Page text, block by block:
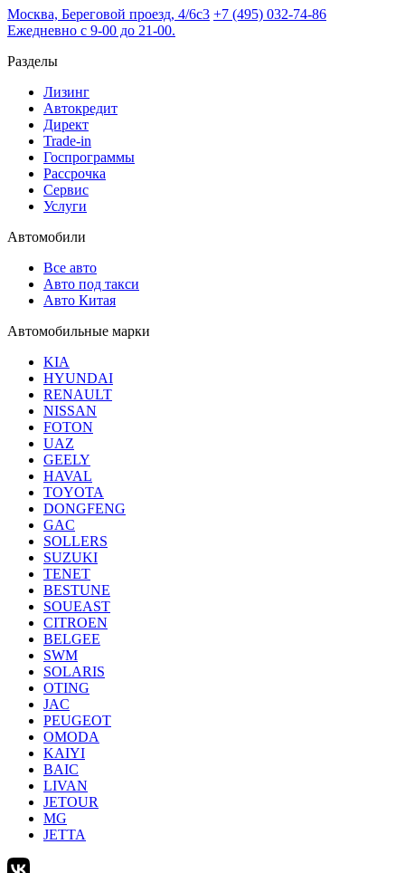
Москва, Береговой проезд, 4/6с3 +7 (495) 032-74-86
Ежедневно с 9-00 до 21-00.
Разделы
Лизинг
Автокредит
Директ
Trade-in
Госпрограммы
Рассрочка
Сервис
Услуги
Автомобили
Все авто
Авто под такси
Авто Китая
Автомобильные марки
KIA
HYUNDAI
RENAULT
NISSAN
FOTON
UAZ
GEELY
HAVAL
TOYOTA
DONGFENG
GAC
SOLLERS
SUZUKI
TENET
BESTUNE
SOUEAST
CITROEN
BELGEE
SWM
SOLARIS
OTING
JAC
PEUGEOT
OMODA
KAIYI
BAIC
LIVAN
JETOUR
MG
JETTA